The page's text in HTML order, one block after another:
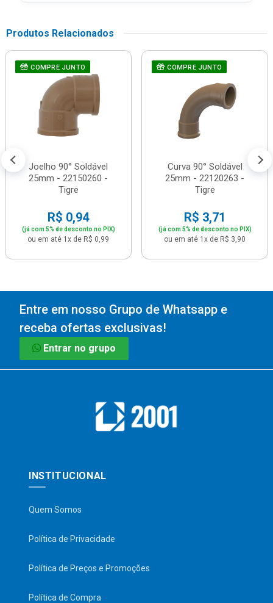
Produtos Relacionados
COMPRE JUNTO
Joelho 90° Soldável
25mm - 22150260 -
Tigre
R$ 0,94
(já com 5% de desconto no PIX)
ou em até 1x de R$ 0,99
COMPRE JUNTO
Curva 90° Soldável
25mm - 22120263 -
Tigre
R$ 3,71
(já com 5% de desconto no PIX)
ou em até 1x de R$ 3,90
Entre em nosso Grupo de Whatsapp e
receba ofertas exclusivas!
Entrar no grupo
INSTITUCIONAL
Quem Somos
Política de Privacidade
Política de Preços e Promoções
Política de Compra